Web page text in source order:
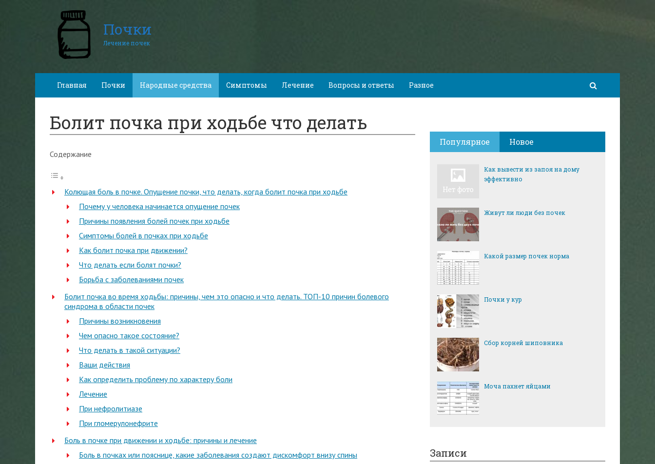
Почки
Лечение почек
Главная Почки Народные средства Симптомы Лечение Вопросы и ответы Разное
Болит почка при ходьбе что делать
Содержание
Колющая боль в почке. Опущение почки, что делать, когда болит почка при ходьбе
Почему у человека начинается опущение почек
Причины появления болей почек при ходьбе
Симптомы болей в почках при ходьбе
Как болит почка при движении?
Что делать если болят почки?
Борьба с заболеваниями почек
Болит почка во время ходьбы: причины, чем это опасно и что делать. ТОП-10 причин болевого
синдрома в области почек
Причины возникновения
Чем опасно такое состояние?
Что делать в такой ситуации?
Ваши действия
Как определить проблему по характеру боли
Лечение
При нефролитиазе
При гломерулонефрите
Боль в почке при движении и ходьбе: причины и лечение
Боль в почках или пояснице, какие заболевания создают дискомфорт внизу спины
Популярное Новое
Как вывести из запоя на дому
эффективно
Живут ли люди без почек
Какой размер почек норма
Почки у кур
Сбор корней шиповника
Моча пахнет яйцами
Записи